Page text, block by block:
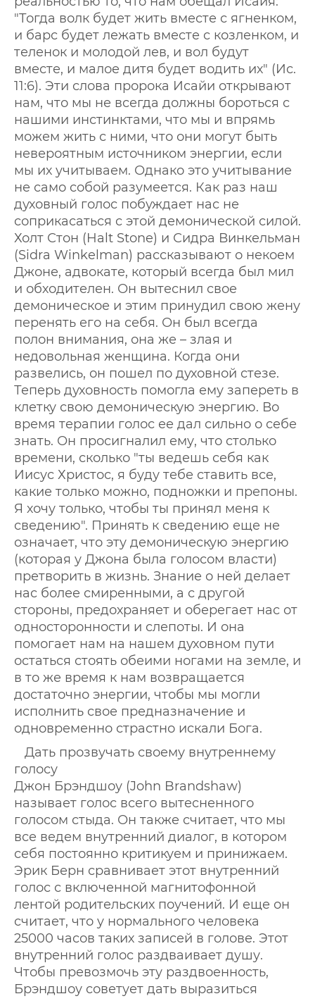
"Тогда волк будет жить вместе с ягненком,
и барс будет лежать вместе с козленком, и
теленок и молодой лев, и вол будут
вместе, и малое дитя будет водить их" (Ис.
11:6). Эти слова пророка Исайи открывают
нам, что мы не всегда должны бороться с
нашими инстинктами, что мы и впрямь
можем жить с ними, что они могут быть
невероятным источником энергии, если
мы их учитываем. Однако это учитывание
не само собой разумеется. Как раз наш
духовный голос побуждает нас не
соприкасаться с этой демонической силой.
Холт Стон (Halt Stone) и Сидра Винкельман
(Sidra Winkelman) рассказывают о некоем
Джоне, адвокате, который всегда был мил
и обходителен. Он вытеснил свое
демоническое и этим принудил свою жену
перенять его на себя. Он был всегда
полон внимания, она же – злая и
недовольная женщина. Когда они
развелись, он пошел по духовной стезе.
Теперь духовность помогла ему запереть в
клетку свою демоническую энергию. Во
время терапии голос ее дал сильно о себе
знать. Он просигналил ему, что столько
времени, сколько "ты ведешь себя как
Иисус Христос, я буду тебе ставить все,
какие только можно, подножки и препоны.
Я хочу только, чтобы ты принял меня к
сведению". Принять к сведению еще не
означает, что эту демоническую энергию
(которая у Джона была голосом власти)
претворить в жизнь. Знание о ней делает
нас более смиренными, а с другой
стороны, предохраняет и оберегает нас от
односторонности и слепоты. И она
помогает нам на нашем духовном пути
остаться стоять обеими ногами на земле, и
в то же время к нам возвращается
достаточно энергии, чтобы мы могли
исполнить свое предназначение и
одновременно страстно искали Бога.
Дать прозвучать своему внутреннему
голосу
Джон Брэндшоу (John Brandshaw)
называет голос всего вытесненного
голосом стыда. Он также считает, что мы
все ведем внутренний диалог, в котором
себя постоянно критикуем и принижаем.
Эрик Берн сравнивает этот внутренний
голос с включенной магнитофонной
лентой родительских поучений. И еще он
считает, что у нормального человека
25000 часов таких записей в голове. Этот
внутренний голос раздваивает душу.
Чтобы превозмочь эту раздвоенность,
Брэндшоу советует дать выразиться